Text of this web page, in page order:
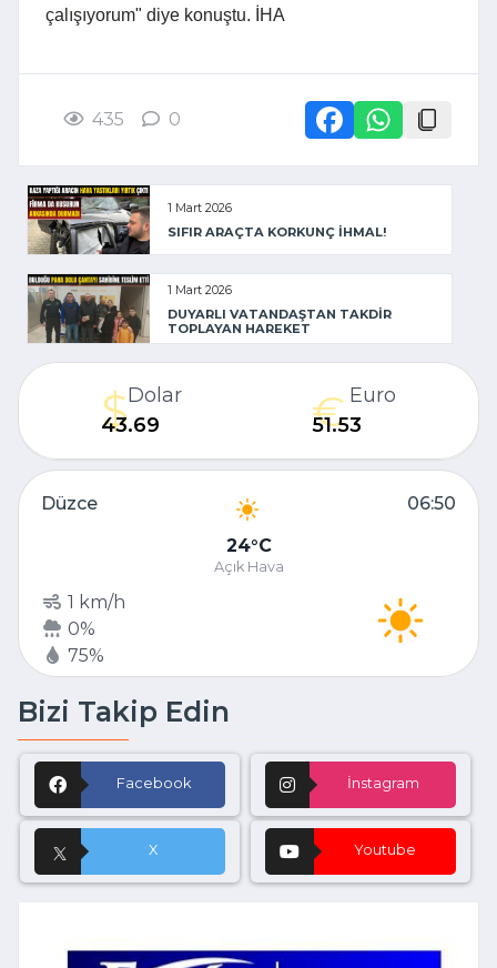
çalışıyorum" diye konuştu. İHA
435 0
1 Mart 2026
SIFIR ARAÇTA KORKUNÇ İHMAL!
1 Mart 2026
DUYARLI VATANDAŞTAN TAKDİR
TOPLAYAN HAREKET
Dolar
43.69
Euro
51.53
Düzce
06:50
24 C
Açık Hava
1 km/h
0%
75%
Bizi Takip Edin
Facebook İnstagram
X Youtube